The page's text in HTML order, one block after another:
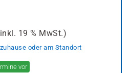
19 % MwSt.)
oder am Standort
vor